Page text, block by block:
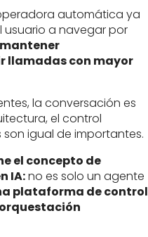
automática ya
usuario a navegar por
llamadas con mayor
la conversación es
el control
igual de importantes.
el concepto de
IA:no es solo un agente
plataforma de control